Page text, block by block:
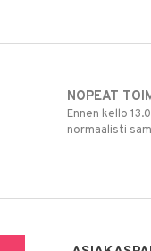
NOPEAT
Ennen kello
normaalisti